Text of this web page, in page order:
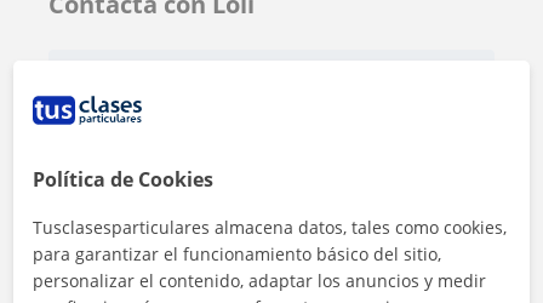
1ª clase gratis
Política de Cookies
Tusclasesparticulares almacena datos, tales como cookies,
para garantizar el funcionamiento básico del sitio,
personalizar el contenido, adaptar los anuncios y medir